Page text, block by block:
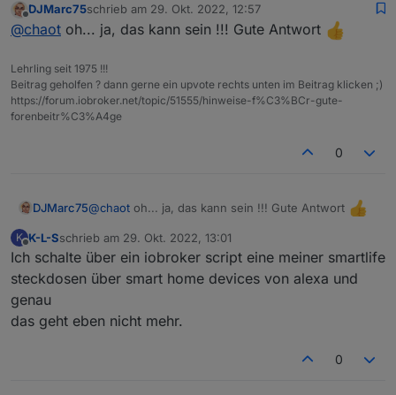
Offline
DJMarc75schrieb am 29. Okt. 2022, 12:57
zuletzt editiert von
@chaot oh... ja, das kann sein !!! Gute Antwort
Lehrling seit 1975 !!!
Beitrag geholfen ? dann gerne ein upvote rechts unten im Beitrag klicken ;)
https://forum.iobroker.net/topic/51555/hinweise-f%C3%BCr-gute-
forenbeitr%C3%A4ge
0
DJMarc75@chaot oh... ja, das kann sein !!! Gute Antwort
K
Offline
K-L-Sschrieb am 29. Okt. 2022, 13:01
zuletzt editiert von
Ich schalte über ein iobroker script eine meiner smartlife
steckdosen über smart home devices von alexa und
genau
das geht eben nicht mehr.
0